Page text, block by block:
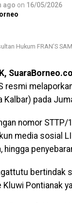
ago on 16/05/2026
Hukum FRAN’S
resmi
Kalbar) pada
nomor
media sosial LI
hingga
bertindak
Kluwi Pontianak